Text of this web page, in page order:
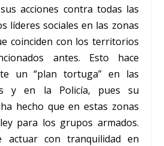
acciones contra todas las
líderes sociales en las zonas
coinciden con los territorios
antes. Esto hace
un “plan tortuga” en las
y en la Policía, pues su
hecho que en estas zonas
para los grupos armados.
actuar con tranquilidad en